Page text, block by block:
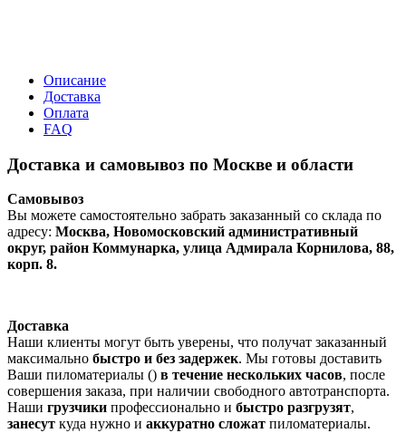
Описание
Доставка
Оплата
FAQ
Доставка и самовывоз по Москве и области
Самовывоз
Вы можете самостоятельно забрать заказанный со склада по
адресу: Москва, Новомосковский административный
округ, район Коммунарка, улица Адмирала Корнилова, 88,
корп. 8.
Доставка
Наши клиенты могут быть уверены, что получат заказанный
максимально быстро и без задержек. Мы готовы доставить
Ваши пиломатериалы () в течение нескольких часов, после
совершения заказа, при наличии свободного автотранспорта.
Наши грузчики профессионально и быстро разгрузят,
занесут куда нужно и аккуратно сложат пиломатериалы.